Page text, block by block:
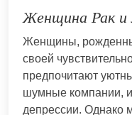
Женщина Рак и
Женщины,
своей
предпочитают
шумные компании,
депрессии. Однако